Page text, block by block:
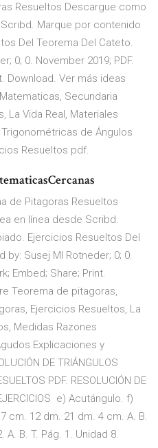
Resueltos Descargue como
Scribd. Marque por contenido
Del Teorema Del Cateto.
0; 0. November 2019; PDF.
Download. Ver más ideas
Secundaria
La Vida Real, Materiales
de Ángulos
Resueltos pdf.
de Pitagoras Resueltos
en línea desde Scribd.
Ejercicios Resueltos Del
Susej MI Rotneder; 0; 0.
Embed; Share; Print.
Teorema de pitagoras,
Ejercicios Resueltos, La
Medidas Razones
Explicaciones y
DE TRIÁNGULOS
PDF. RESOLUCIÓN DE
e) Acutángulo. f)
cm. 12 dm. 21 dm. 4 cm. A. B.
B. T. Pág. 1. Unidad 8.